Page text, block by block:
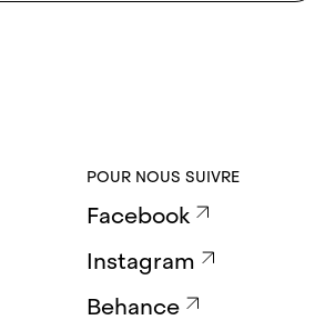
POUR NOUS SUIVRE
Facebook
Instagram
Behance